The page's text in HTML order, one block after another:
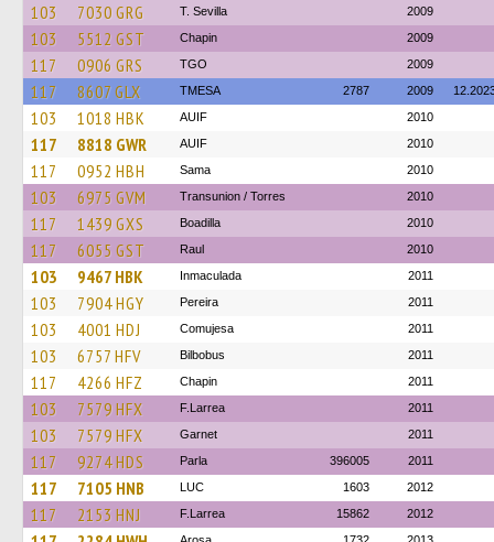
103 7030 GRG T. Sevilla 2009
103 5512 GST Chapin 2009
117 0906 GRS TGO 2009
117 8607 GLX TMESA 2787 2009
103 1018 HBK AUIF 2010
117 8818 GWR AUIF 2010
117 0952 HBH Sama 2010
103 6975 GVM Transunion / Torres 2010
117 1439 GXS Boadilla 2010
117 6055 GST Raul 2010
103 9467 HBK Inmaculada 2011
103 7904 HGY Pereira 2011
103 4001 HDJ Comujesa 2011
103 6757 HFV Bilbobus 2011
117 4266 HFZ Chapin 2011
103 7579 HFX F.Larrea 2011
103 7579 HFX Garnet 2011
117 9274 HDS Parla 396005 2011
117 7105 HNB LUC 1603 2012
117 2153 HNJ F.Larrea 15862 2012